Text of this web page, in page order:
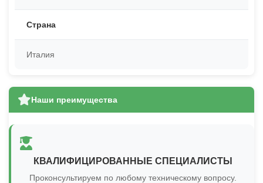
Страна
Италия
Наши преимущества
КВАЛИФИЦИРОВАННЫЕ СПЕЦИАЛИСТЫ
Проконсультируем по любому техническому вопросу.